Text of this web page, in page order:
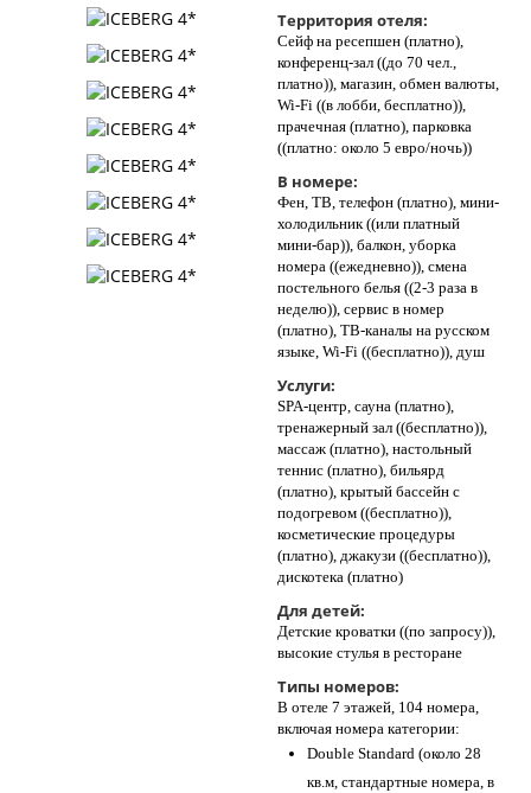
Территория отеля:
Сейф на ресепшен (платно),
конференц-зал ((до 70 чел.,
платно)), магазин, обмен валюты,
Wi-Fi ((в лобби, бесплатно)),
прачечная (платно), парковка
((платно: около 5 евро/ночь))
В номере:
Фен, ТВ, телефон (платно), мини-
холодильник ((или платный
мини-бар)), балкон, уборка
номера ((ежедневно)), смена
постельного белья ((2-3 раза в
неделю)), сервис в номер
(платно), ТВ-каналы на русском
языке, Wi-Fi ((бесплатно)), душ
Услуги:
SPA-центр, сауна (платно),
тренажерный зал ((бесплатно)),
массаж (платно), настольный
теннис (платно), бильярд
(платно), крытый бассейн с
подогревом ((бесплатно)),
косметические процедуры
(платно), джакузи ((бесплатно)),
дискотека (платно)
Для детей:
Детские кроватки ((по запросу)),
высокие стулья в ресторане
Типы номеров:
В отеле 7 этажей, 104 номера,
включая номера категории:
Double Standard (около 28
кв.м, стандартные номера, в